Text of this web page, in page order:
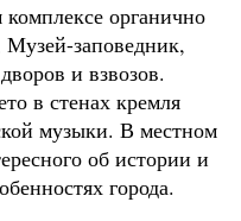
органично
заповедник,
и взвозов.
в стенах кремля
музыки. В местном
об истории и
города.